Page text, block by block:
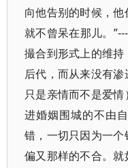
向他告别的时候，
就不曾呆在那儿。
撮合到形式上的维
后代，而从来没有
只是亲情而不是爱
进婚姻围城的不由
错，一切只因为一
偏又那样的不合。